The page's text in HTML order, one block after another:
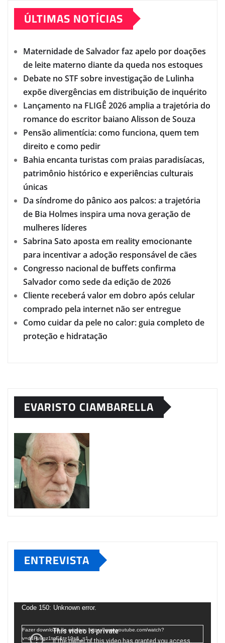
ÚLTIMAS NOTÍCIAS
Maternidade de Salvador faz apelo por doações
de leite materno diante da queda nos estoques
Debate no STF sobre investigação de Lulinha
expõe divergências em distribuição de inquérito
Lançamento na FLIGÊ 2026 amplia a trajetória do
romance do escritor baiano Alisson de Souza
Pensão alimentícia: como funciona, quem tem
direito e como pedir
Bahia encanta turistas com praias paradisíacas,
patrimônio histórico e experiências culturais
únicas
Da síndrome do pânico aos palcos: a trajetória
de Bia Holmes inspira uma nova geração de
mulheres líderes
Sabrina Sato aposta em reality emocionante
para incentivar a adoção responsável de cães
Congresso nacional de buffets confirma
Salvador como sede da edição de 2026
Cliente receberá valor em dobro após celular
comprado pela internet não ser entregue
Como cuidar da pele no calor: guia completo de
proteção e hidratação
EVARISTO CIAMBARELLA
ENTREVISTA
deCode 150: Unknown error.
Fazer download do arquivo: https://www.youtube.com/watch?
v=d4Fu9gz1tqE&t=19s&_=1